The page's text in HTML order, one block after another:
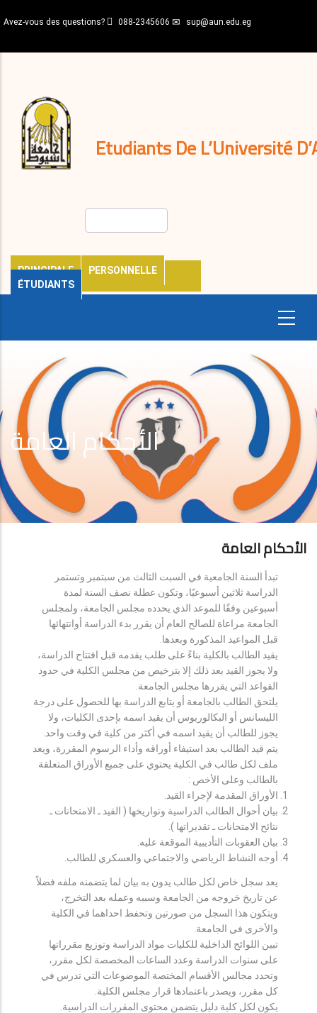
au
principal
Avez-vous des questions? 088-2345606 sup@aun.edu.eg
Etudiants De L’Université
PRINCIPALE
PERSONNELLE
ÉTUDIANTS
décisions
Expatriés
Journal
الأحكام العامة
الأحكام العامة
تبدأ السنة الجامعية في السبت الثالث من سبتمبر وتستمر
الدراسة ثلاثين أسبوعيًا، وتكون عطلة نصف السنة لمدة
أسبوعين وفقًا للموعد الذي يحدده مجلس الجامعة، ولمجلس
الجامعة مراعاة للصالح العام أن يقرر بدء الدراسة أوانتهائها
قبل المواعيد المذكورة وبعدها.
يقيد الطالب بالكلية بناءً على طلب يقدمه قبل افتتاح الدراسة،
ولا يجوز القيد بعد ذلك إلا بترخيص من مجلس الكلية في حدود
القواعد التي يقررها مجلس الجامعة.
يلتحق الطالب بالجامعة أو يتابع الدراسة بها للحصول على درجة
الليسانس أو البكالوريوس أن يقيد اسمه بإحدى الكليات، ولا
يجوز للطالب أن يقيد اسمه في أكثر من كلية في وقت واحد.
يتم قيد الطالب بعد استيفاء أوراقه وأداء الرسوم المقررة، ويعد
ملف لكل طالب في الكلية يحتوي على جميع الأوراق المتعلقة
بالطالب وعلى الأخص :
الأوراق المقدمة لإجراء القيد.
بيان أحوال الطالب الدراسية وتواريخها ( القيد ـ الامتحانات ـ
نتائح الامتحانات ـ تقديراتها ).
بيان العقوبات التأديبية الموقعة عليه.
أوجه النشاط الرياضي والاجتماعي والعسكري للطالب.
يعد سجل خاص لكل طالب يدون به بيان لما يتضمنه ملفه فضلاً
عن تاريخ خروجه من الجامعة وسببه وعمله بعد التخرج،
ويتكون هذا السجل من صورتين وتحفظ احداهما في الكلية
والأخرى في الجامعة.
تبين اللوائح الداخلية للكليات مواد الدراسة وتوزيع مقرراتها
على سنوات الدراسة وعدد الساعات المخصصة لكل مقرر،
وتحدد مجالس الأقسام المختصة الموضوعات التي تدرس في
كل مقرر، ويصدر باعتمادها قرار مجلس الكلية.
يكون لكل كلية دليل يتضمن محتوى المقررات الدراسية.